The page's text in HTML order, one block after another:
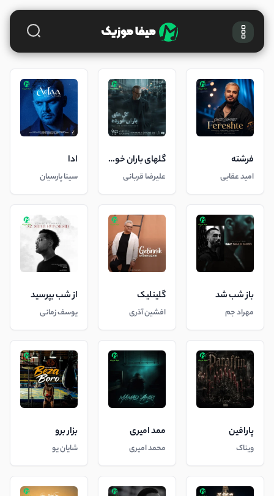
فرشته
امید عقابی
گلهای باران خورده
علیرضا قربانی
ادا
سینا پارسیان
باز شب شد
مهراد جم
گلینلیک
افشین آذری
از شب بپرسید
یوسف زمانی
پارافین
ویناک
ممد امیری
محمد امیری
بزار برو
شایان یو